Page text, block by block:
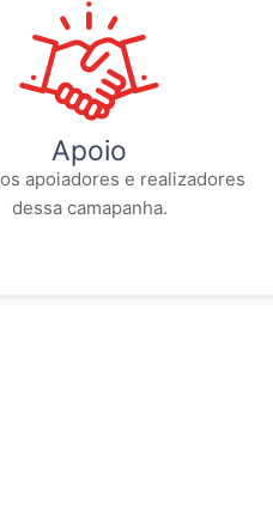
Apoio
apoiadores e realizadores
dessa camapanha.